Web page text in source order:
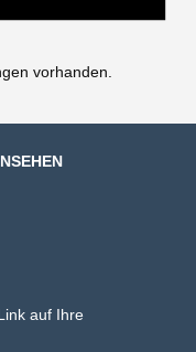
vorhanden.
auf Ihre